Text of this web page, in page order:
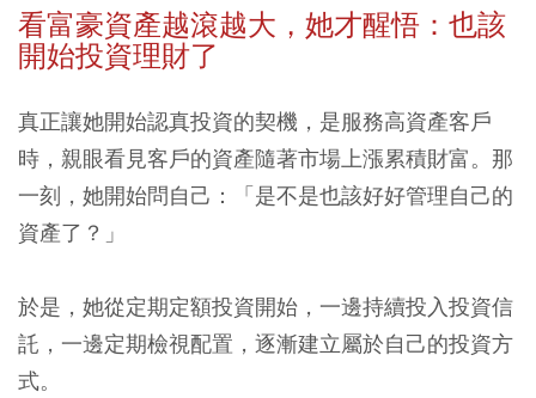
看富豪資產越滾越大，她才醒悟：也該
開始投資理財了
真正讓她開始認真投資的契機，是服務高資產客戶
時，親眼看見客戶的資產隨著市場上漲累積財富。那
一刻，她開始問自己：「是不是也該好好管理自己的
資產了？」
於是，她從定期定額投資開始，一邊持續投入投資信
託，一邊定期檢視配置，逐漸建立屬於自己的投資方
式。